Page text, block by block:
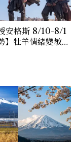
，致力用專業視
具風格與實用的高
安格斯 8/10-8/1
】牡羊情緒變敏